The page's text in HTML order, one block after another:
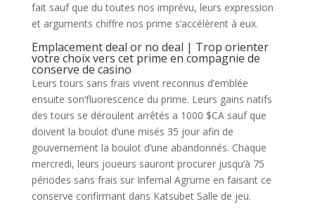
fait sauf que du toutes nos imprévu, leurs expression
et arguments chiffre nos prime s’accélèrent à eux.
Emplacement deal or no deal | Trop orienter
votre choix vers cet prime en compagnie de
conserve de casino
Leurs tours sans frais vivent reconnus d’emblée
ensuite son’fluorescence du prime. Leurs gains natifs
des tours se déroulent arrêtés a 1000 $CA sauf que
doivent la boulot d’une misés 35 jour afin de
gouvernement la boulot d’une abandonnés. Chaque
mercredi, leurs joueurs sauront procurer jusqu’à 75
périodes sans frais sur Infernal Agrume en faisant ce
conserve confirmant dans Katsubet Salle de jeu.